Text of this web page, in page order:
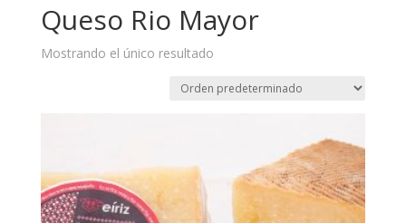
Queso Rio Mayor
Mostrando el único resultado